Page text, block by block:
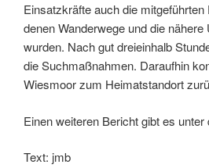
Einsatzkräfte auch die
denen Wanderwege und die
wurden. Nach gut dreieinhalb
die Suchmaßnahmen. Daraufhin
Wiesmoor zum Heimatstandort
Einen weiteren Bericht gibt es unter
Text: jmb